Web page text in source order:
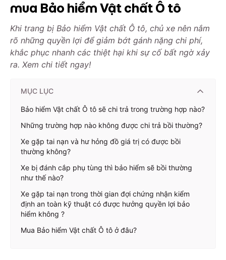
mua Bảo hiểm Vật chất Ô tô
Khi trang bị Bảo hiểm Vật chất Ô tô, chủ xe nên nắm
rõ những quyền lợi để giảm bớt gánh nặng chi phí,
khắc phục nhanh các thiệt hại khi sự cố bất ngờ xảy
ra. Xem chi tiết ngay!
MỤC LỤC
Bảo hiểm Vật chất Ô tô sẽ chi trả trong trường hợp nào?
Những trường hợp nào không được chi trả bồi thường?
Xe gặp tai nạn và hư hỏng đồ giá trị có được bồi
thường không?
Xe bị đánh cắp phụ tùng thì bảo hiểm sẽ bồi thường
như thế nào?
Xe gặp tai nạn trong thời gian đợi chứng nhận kiểm
định an toàn kỹ thuật có được hưởng quyền lợi bảo
hiểm không ?
Mua Bảo hiểm Vật chất Ô tô ở đâu?